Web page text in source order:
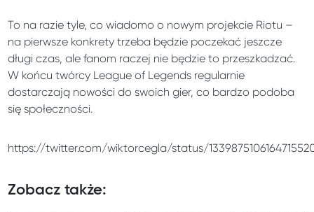
To na razie tyle, co wiadomo o nowym projekcie Riotu –
na pierwsze konkrety trzeba będzie poczekać jeszcze
długi czas, ale fanom raczej nie będzie to przeszkadzać.
W końcu twórcy League of Legends regularnie
dostarczają nowości do swoich gier, co bardzo podoba
się społeczności.
https://twitter.com/wiktorcegla/status/
Zobacz także: